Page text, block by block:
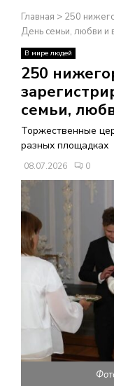
Н
О
В
Н
О
Е
М
Ю
Главная > 250
День семьи, любви и
В мире людей
250
семьи,
Торжественные
разных площадках
08.07.2026 0